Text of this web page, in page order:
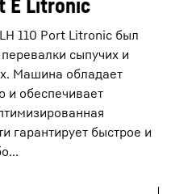
E Litronic
110 Port Litronic был
сыпучих и
Машина обладает
и обеспечивает
гарантирует быстрое и